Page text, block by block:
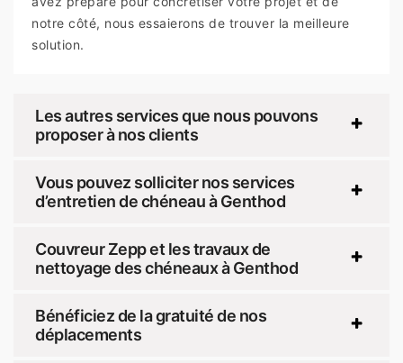
notre côté, nous essaierons de trouver la meilleure
solution.
Les autres services que nous pouvons
proposer à nos clients
Vous pouvez solliciter nos services
d’entretien de chéneau à Genthod
Couvreur Zepp et les travaux de
nettoyage des chéneaux à Genthod
Bénéficiez de la gratuité de nos
déplacements